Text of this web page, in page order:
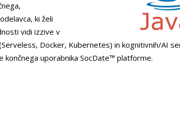
ki želi
vidi izzive v
Docker, Kubernetes) in kognitivnih/AI
končnega uporabnika SocDate™ platforme.